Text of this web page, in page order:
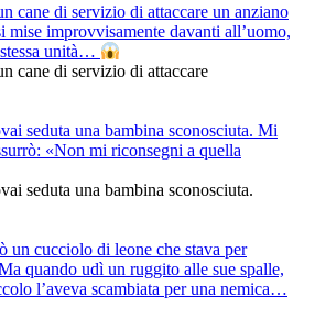
cane di servizio di attaccare un anziano
mise improvvisamente davanti all’uomo,
unità…
cane di servizio di attaccare
seduta una bambina sconosciuta. Mi
«Non mi riconsegni a quella
seduta una bambina sconosciuta.
un cucciolo di leone che stava per
quando udì un ruggito alle sue spalle,
l’aveva scambiata per una nemica…